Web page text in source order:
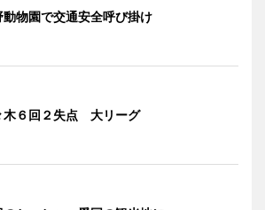
動物園で交通安全呼び掛け
木６回２失点 大リーグ